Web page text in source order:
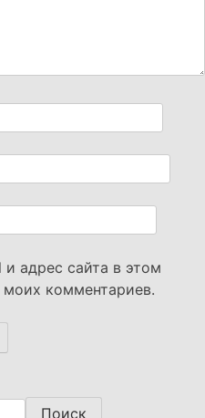
адрес сайта в этом
комментариев.
Поиск